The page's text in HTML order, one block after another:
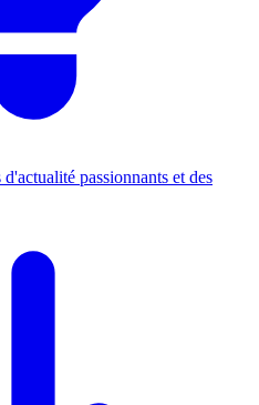
d'actualité passionnants et des